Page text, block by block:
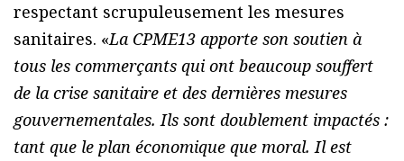
respectant scrupuleusement les mesures
sanitaires. «La CPME13 apporte son soutien à
tous les commerçants qui ont beaucoup souffert
de la crise sanitaire et des dernières mesures
gouvernementales. Ils sont doublement impactés :
tant que le plan économique que moral. Il est